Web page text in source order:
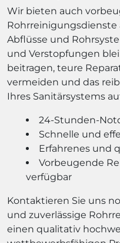
Wir bieten auch
Rohrreinigungsdienste
Abflüsse und
und Verstopfungen
beitragen, teure
vermeiden und das
Ihres Sanitärsystems
24-Stunden-
Schnelle und
Erfahrenes und
Vorbeugende
verfügbar
Kontaktieren Sie uns
und zuverlässige
einen qualitativ